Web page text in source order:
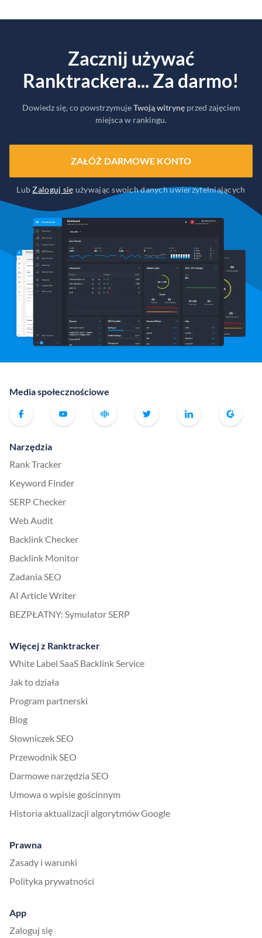
Zacznij używać
Ranktrackera... Za darmo!
Dowiedz się, co powstrzymujeTwoją witrynęprzed zajęciem
miejsca w rankingu.
ZAŁÓŻ DARMOWE KONTO
LubZaloguj się używając swoich danych uwierzytelniających
Media społecznościowe
Narzędzia
Rank Tracker
Keyword Finder
SERP Checker
Web Audit
Backlink Checker
Backlink Monitor
Zadania SEO
AI Article Writer
BEZPŁATNY: Symulator SERP
Więcej z Ranktracker
White Label SaaS Backlink Service
Jak to działa
Program partnerski
Blog
Słowniczek SEO
Przewodnik SEO
Darmowe narzędzia SEO
Umowa o wpisie gościnnym
Historia aktualizacji algorytmów Google
Prawna
Zasady i warunki
Polityka prywatności
App
Zaloguj się